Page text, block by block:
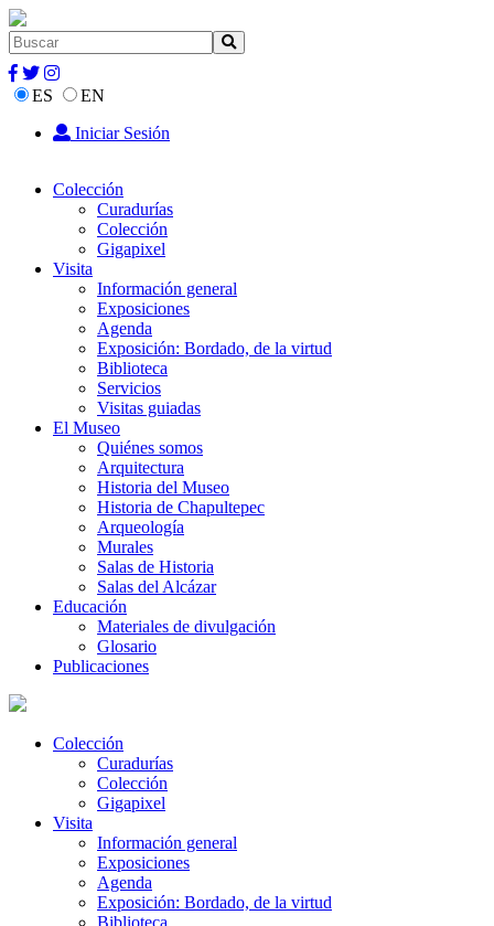
ES
EN
Iniciar Sesión
Colección
Curadurías
Colección
Gigapixel
Visita
Información general
Exposiciones
Agenda
Exposición: Bordado, de la virtud
Biblioteca
Servicios
Visitas guiadas
El Museo
Quiénes somos
Arquitectura
Historia del Museo
Historia de Chapultepec
Arqueología
Murales
Salas de Historia
Salas del Alcázar
Educación
Materiales de divulgación
Glosario
Publicaciones
Colección
Curadurías
Colección
Gigapixel
Visita
Información general
Exposiciones
Agenda
Exposición: Bordado, de la virtud
Biblioteca